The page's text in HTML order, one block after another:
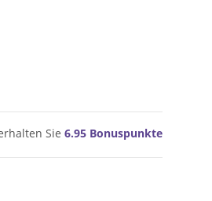
Sie 6.95 Bonuspunkte